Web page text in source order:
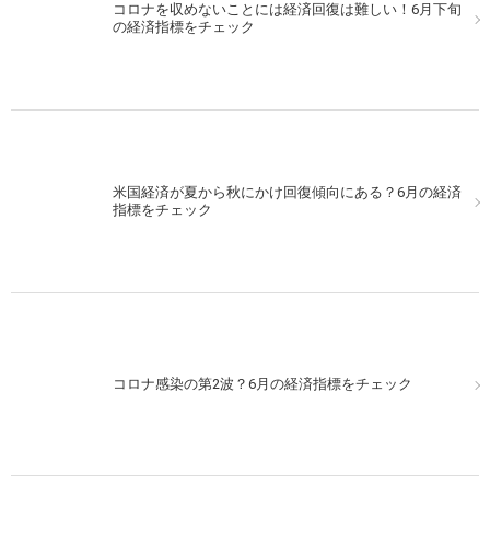
コロナを収めないことには経済回復は難しい！6月下旬
の経済指標をチェック
米国経済が夏から秋にかけ回復傾向にある？6月の経済
指標をチェック
コロナ感染の第2波？6月の経済指標をチェック